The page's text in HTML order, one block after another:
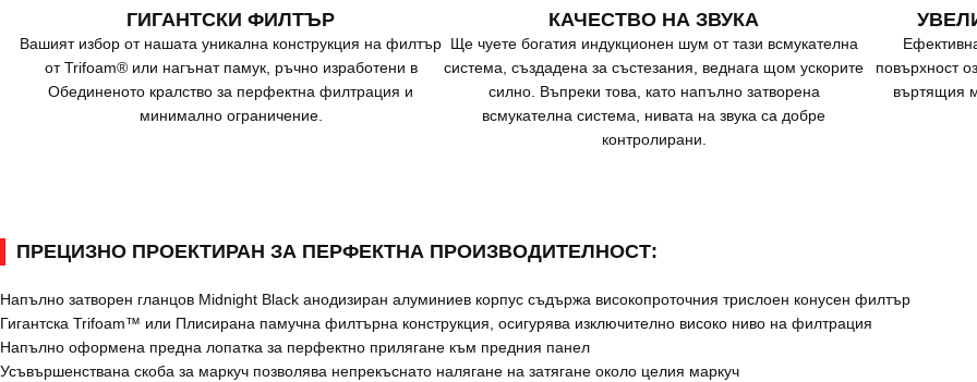
ГИГАНТСКИ ФИЛТЪР
Вашият избор от нашата уникална конструкция на филтър
от Trifoam® или нагънат памук, ръчно изработени в
Обединеното кралство за перфектна филтрация и
минимално ограничение.
КАЧЕСТВО НА ЗВУКА
Ще чуете богатия индукционен шум от тази всмукателна
система, създадена за състезания, веднага щом ускорите
силно. Въпреки това, като напълно затворена
всмукателна система, нивата на звука са добре
контролирани.
повърхност
въртящия
ПРЕЦИЗНО ПРОЕКТИРАН ЗА ПЕРФЕКТНА ПРОИЗВОДИТЕЛНОСТ:
Напълно затворен гланцов Midnight Black анодизиран алуминиев корпус съдържа високопроточния трислоен конусен филтър
Гигантска Trifoam™ или Плисирана памучна филтърна конструкция, осигурява изключително високо ниво на филтрация
Напълно оформена предна лопатка за перфектно прилягане към предния панел
Усъвършенствана скоба за маркуч позволява непрекъснато налягане на затягане около целия маркуч